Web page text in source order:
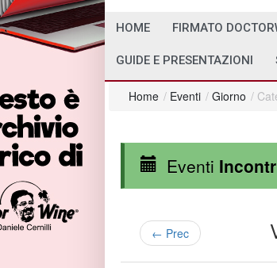
HOME FIRMATO
GUIDE E PRESENTAZIONI
Home / Eventi / Giorno /
Eventi
← Prec